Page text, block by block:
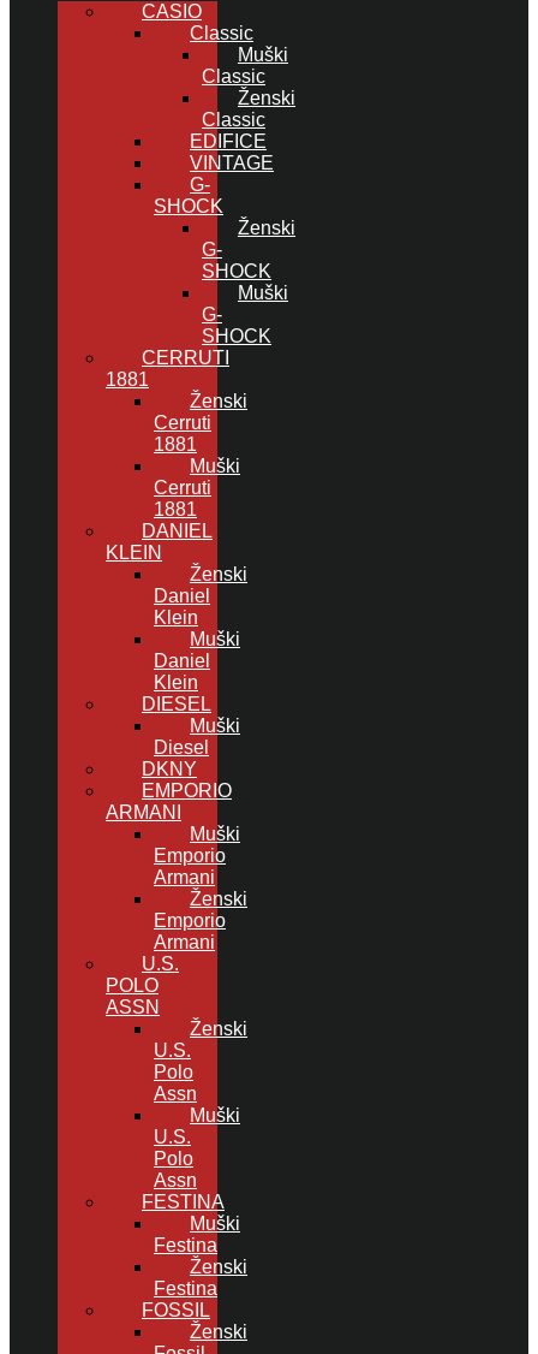
CASIO
Classic
Muški
Classic
Ženski
Classic
EDIFICE
VINTAGE
G-
SHOCK
Ženski
G-
SHOCK
Muški
G-
SHOCK
CERRUTI
1881
Ženski
Cerruti
1881
Muški
Cerruti
1881
DANIEL
KLEIN
Ženski
Daniel
Klein
Muški
Daniel
Klein
DIESEL
Muški
Diesel
DKNY
EMPORIO
ARMANI
Muški
Emporio
Armani
Ženski
Emporio
Armani
U.S.
POLO
ASSN
Ženski
U.S.
Polo
Assn
Muški
U.S.
Polo
Assn
FESTINA
Muški
Festina
Ženski
Festina
FOSSIL
Ženski